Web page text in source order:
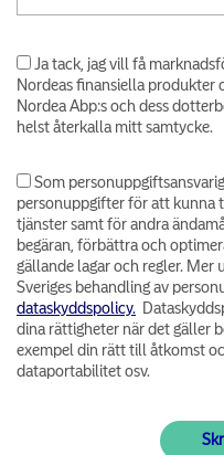
Ja tack, jag vill få
Nordeas finansiella produkter
Nordea Abp:s och dess
helst återkalla mitt samtycke.
Som
personuppgifter för att kunna
tjänster samt för andra
begäran, förbättra och
gällande lagar och regler.
Sveriges behandling av
dataskyddspolicy.
dina rättigheter när det gäller
exempel din rätt till åtkomst
dataportabilitet osv.